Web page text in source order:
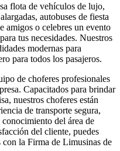
flota de vehículos de lujo,
autobuses de fiesta
amigos o celebres un evento
tus necesidades. Nuestros
modernas para
para todos los pasajeros.
de choferes profesionales
Capacitados para brindar
nuestros choferes están
de transporte segura,
del área de
del cliente, puedes
con la Firma de Limusinas de